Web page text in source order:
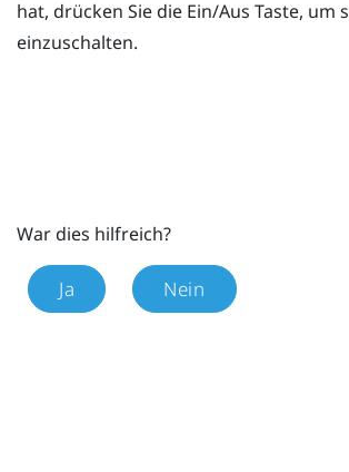
hat, drücken Sie die Ein/Aus Taste, um
einzuschalten.
War dies hilfreich?
Ja Nein